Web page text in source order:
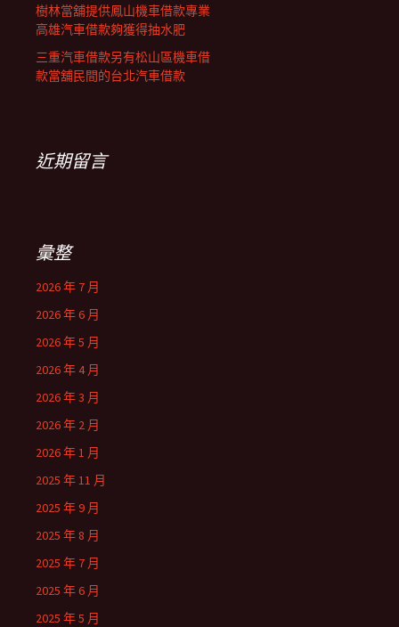
樹林當舖提供鳳山機車借款專業
高雄汽車借款夠獲得抽水肥
三重汽車借款另有松山區機車借
款當舖民間的台北汽車借款
近期留言
彙整
2026 年 7 月
2026 年 6 月
2026 年 5 月
2026 年 4 月
2026 年 3 月
2026 年 2 月
2026 年 1 月
2025 年 11 月
2025 年 9 月
2025 年 8 月
2025 年 7 月
2025 年 6 月
2025 年 5 月